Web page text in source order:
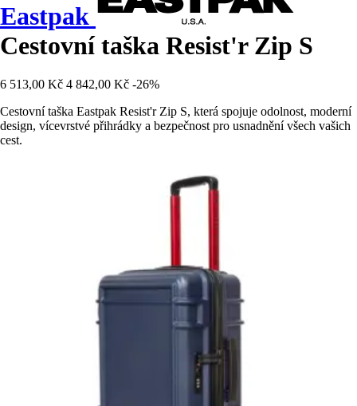
Eastpak
Cestovní taška Resist'r Zip S
6 513,00 Kč 4 842,00 Kč -26%
Cestovní taška Eastpak Resist'r Zip S, která spojuje odolnost, moderní
design, vícevrstvé přihrádky a bezpečnost pro usnadnění všech vašich
cest.